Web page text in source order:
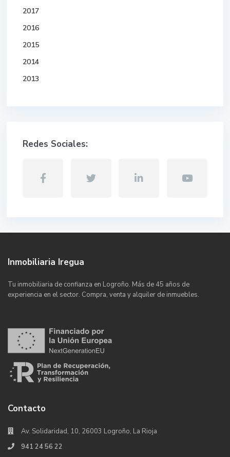
2017
2016
2015
2014
2013
Redes Sociales:
Inmobiliaria Iregua
Tu inmobiliaria de confianza en Logroño. Más de 45 años de
experiencia en el sector. Compra, venta y alquiler de inmuebles.
Contacto
Av. Solidaridad, 10, 26003 Logroño, La Rioja
941 24 56 22